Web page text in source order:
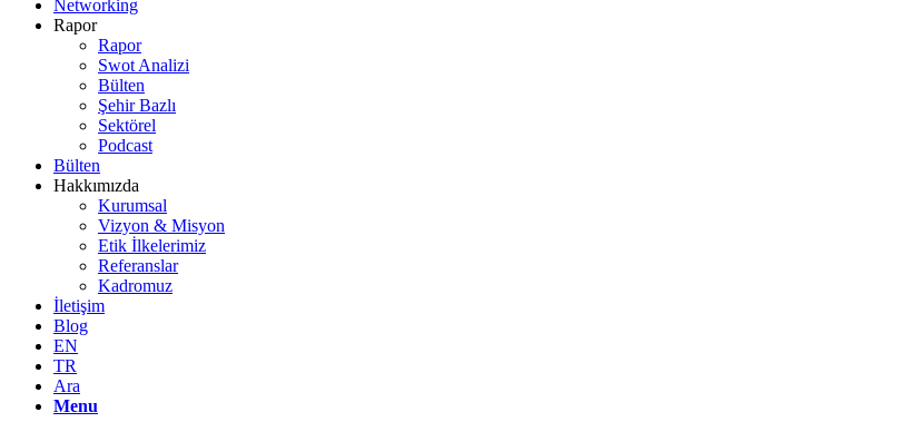
Networking
Rapor
Rapor
Swot Analizi
Bülten
Şehir Bazlı
Sektörel
Podcast
Bülten
Hakkımızda
Kurumsal
Vizyon & Misyon
Etik İlkelerimiz
Referanslar
Kadromuz
İletişim
Blog
EN
TR
Ara
Menu